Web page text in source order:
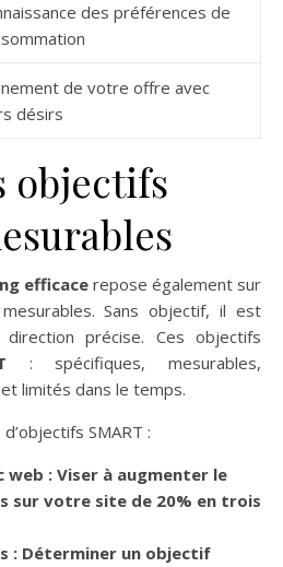
des préférences de
de votre offre avec
désirs
objectifs
efficace repose également sur
Sans objectif, il est
précise. Ces objectifs
: spécifiques, mesurables,
limités dans le temps.
SMART :
web : Viser à augmenter le
sur votre site de 20% en trois
: Déterminer un objectif